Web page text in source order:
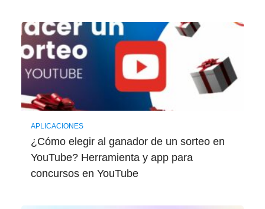
APLICACIONES
¿Cómo elegir al ganador de un sorteo en
YouTube? Herramienta y app para
concursos en YouTube